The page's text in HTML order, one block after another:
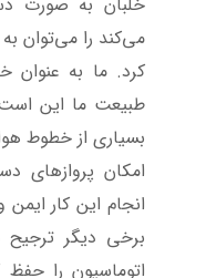
می‌کند را می‌توان به
کرد. ما به عنوان
طبیعت ما این است
بسیاری از خطوط
امکان پروازهای
انجام این کار
برخی دیگر
اتوماسیون را